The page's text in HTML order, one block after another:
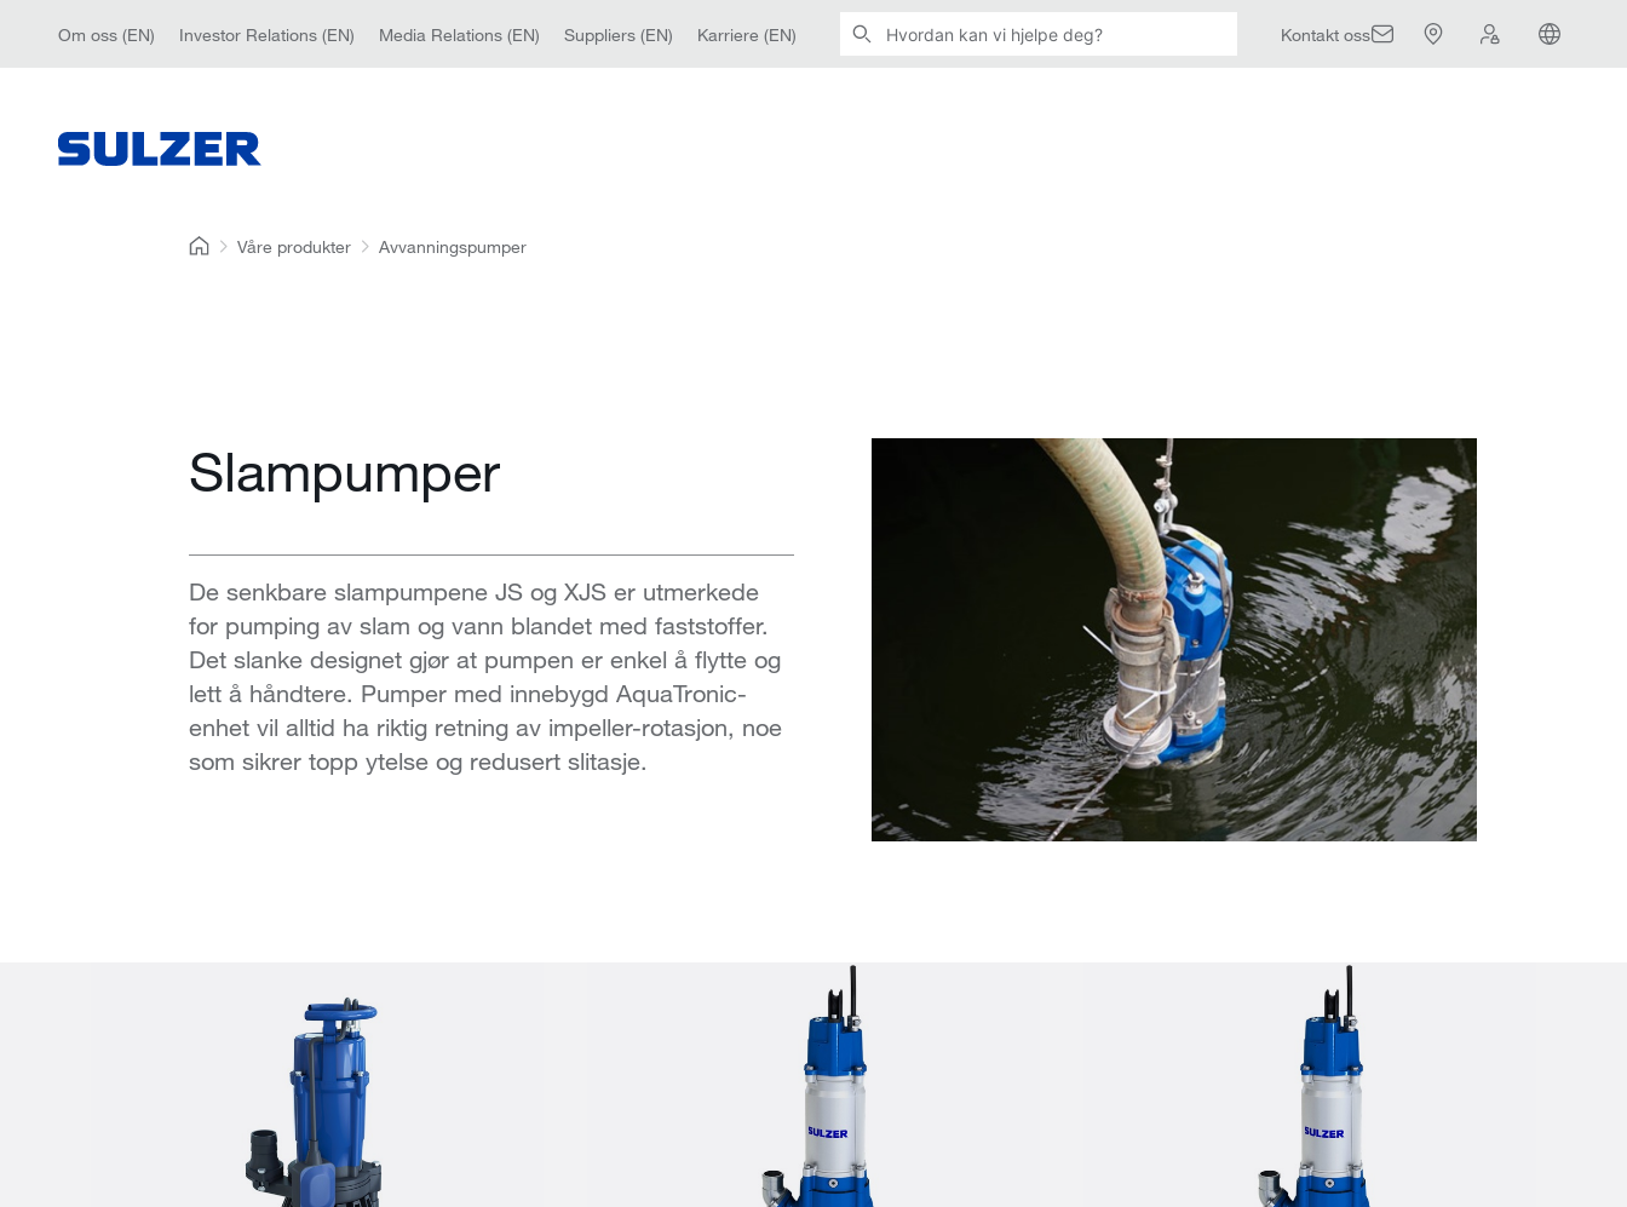
Kontakt oss
Om oss (EN) Investor Relations (EN) Media Relations (EN) Suppliers (EN) Karriere (EN)
Våre produkter Avvanningspumper
Slampumper
De senkbare slampumpene JS og XJS er utmerkede
for pumping av slam og vann blandet med faststoffer.
Det slanke designet gjør at pumpen er enkel å flytte og
lett å håndtere. Pumper med innebygd AquaTronic-
enhet vil alltid ha riktig retning av impeller-rotasjon, noe
som sikrer topp ytelse og redusert slitasje.